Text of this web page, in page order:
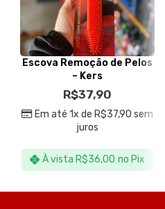
Escova Remoção de Pelos
– Kers
R$37,90
Em até 1x de R$37,90 sem
juros
À vista R$36,00 no Pix